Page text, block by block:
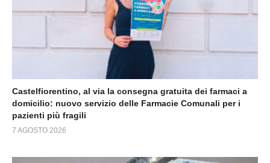
Castelfiorentino, al via la consegna gratuita dei farmaci a
domicilio: nuovo servizio delle Farmacie Comunali per i
pazienti più fragili
7 AGOSTO 2026